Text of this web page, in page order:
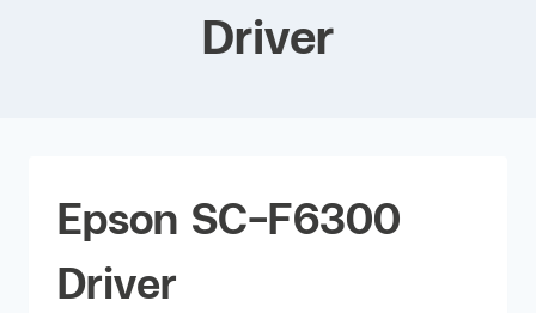
Driver
Epson SC-F6300
Driver